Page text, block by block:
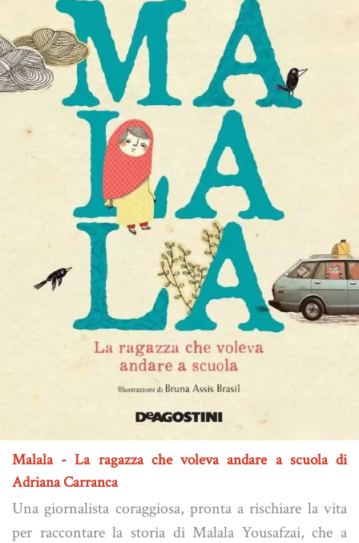
Malala - La ragazza che voleva andare a scuola di
Adriana Carranca
Una giornalista coraggiosa, pronta a rischiare la vita
per raccontare la storia di Malala Yousafzai, che a